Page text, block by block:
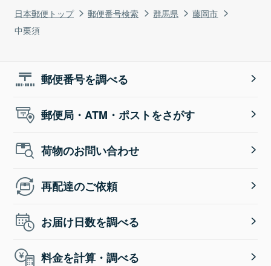
日本郵便トップ 郵便番号検索 群馬県
藤岡市
中栗須
郵便番号を調べる
郵便局・ATM・ポストをさがす
荷物のお問い合わせ
再配達のご依頼
お届け日数を調べる
料金を計算・調べる